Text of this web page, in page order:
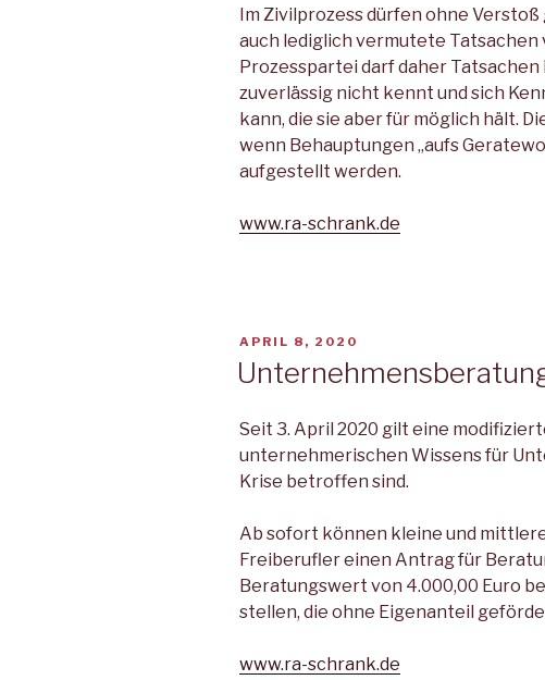
Im Zivilprozess dürfen ohne
auch lediglich vermutete
Prozesspartei darf daher Tatsachen
zuverlässig nicht kennt und sich
kann, die sie aber für möglich hält.
wenn Behauptungen „aufs
aufgestellt werden.
www.ra-schrank.de
VERÖFFENTLICHT
APRIL 8, 2020
Seit 3. April 2020 gilt eine
unternehmerischen Wissens für
Krise betroffen sind.
Ab sofort können kleine und
Freiberufler einen Antrag für
Beratungswert von 4.000,00 Euro
stellen, die ohne Eigenanteil
www.ra-schrank.de